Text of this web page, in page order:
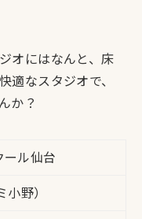
オにはなんと、床
適なスタジオで、
か？
ール仙台
野）